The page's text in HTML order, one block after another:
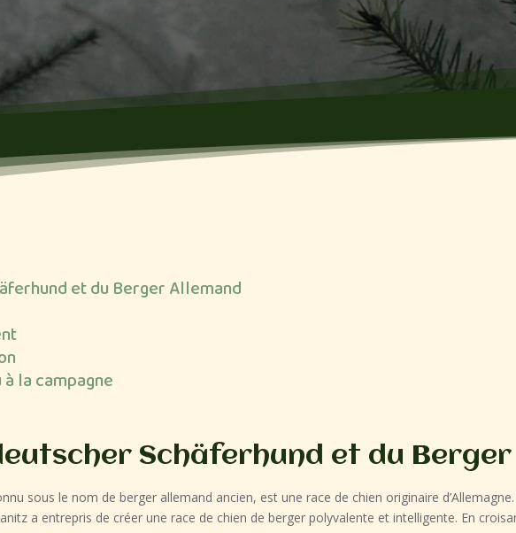
et du Berger Allemand
la campagne
Schäferhund et du
sous le nom de berger allemand ancien, est une race de chien originaire
a entrepris de créer une race de chien de berger polyvalente et intelligente. En